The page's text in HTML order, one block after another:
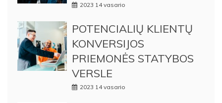
2023 14 vasario
POTENCIALIŲ KLIENTŲ
KONVERSIJOS
PRIEMONĖS STATYBOS
VERSLE
2023 14 vasario